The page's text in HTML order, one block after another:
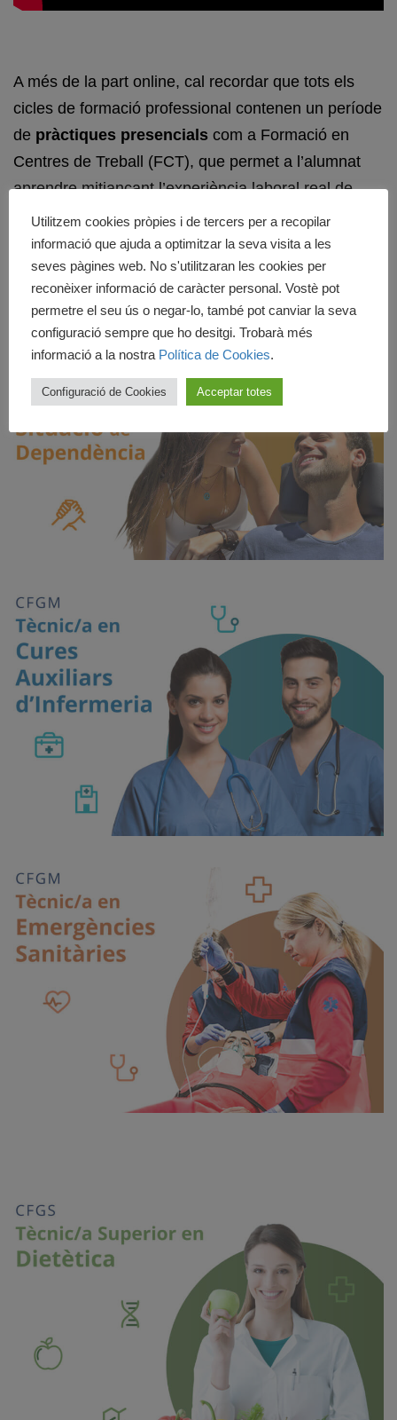
A més de la part online, cal recordar que tots els
cicles de formació professional contenen un període
de pràctiques presencials com a Formació en
Centres de Treball (FCT), que permet a l’alumnat
aprendre mitjançant l’experiència laboral real de
grans professionals del sector.
Utilitzem cookies pròpies i de tercers per a recopilar
informació que ajuda a optimitzar la seva visita a les
seves pàgines web. No s'utilitzaran les cookies per
reconèixer informació de caràcter personal. Vostè pot
permetre el seu ús o negar-lo, també pot canviar la seva
configuració sempre que ho desitgi. Trobarà més
informació a la nostra Política de Cookies.
Configuració de Cookies Acceptar totes